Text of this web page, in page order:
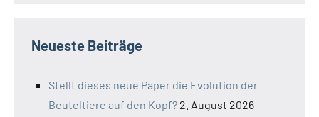
Neueste Beiträge
Stellt dieses neue Paper die Evolution der
Beuteltiere auf den Kopf? 2. August 2026